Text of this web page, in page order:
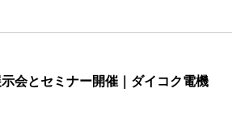
会とセミナー開催｜ダイコク電機